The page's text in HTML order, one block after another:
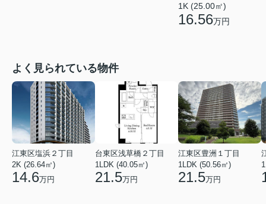
1K (25.00㎡)
16.56万円
よく見られている物件
江東区塩浜２丁目
2K (26.64㎡)
14.6万円
台東区浅草橋２丁目
1LDK (40.05㎡)
21.5万円
江東区豊洲１丁目
1LDK (50.56㎡)
21.5万円